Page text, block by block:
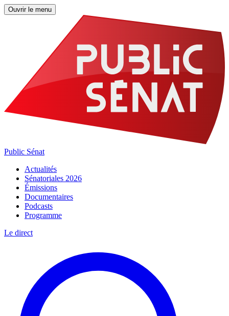
Ouvrir le menu
Public Sénat
Actualités
Sénatoriales 2026
Émissions
Documentaires
Podcasts
Programme
Le direct